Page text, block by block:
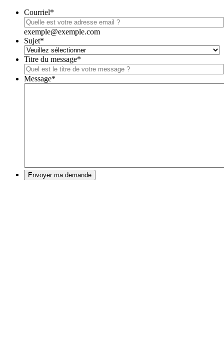
Courriel*
exemple@exemple.com
Sujet*
Titre du message*
Message*
Envoyer ma demande